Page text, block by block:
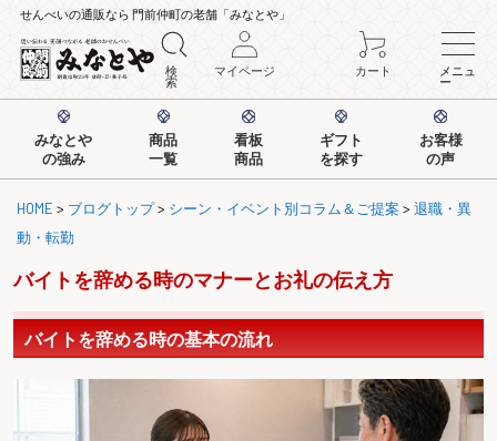
せんべいの通販なら 門前仲町の老舗「みなとや」
検
索
マイページ カート メニュ
ー
みなとや
の強み
商品
一覧
看板
商品
ギフト
を探す
お客様
の声
HOME > ブログトップ> シーン・イベント別コラム＆ご提案 > 退職・異
動・転勤
バイトを辞める時のマナーとお礼の伝え方
バイトを辞める時の基本の流れ